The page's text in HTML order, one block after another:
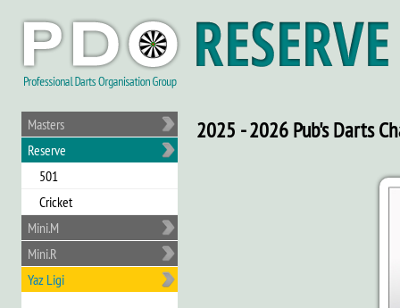
Masters
Reserve
501
Cricket
Mini.M
Mini.R
Yaz Ligi
2025 - 2026 Pub's Darts